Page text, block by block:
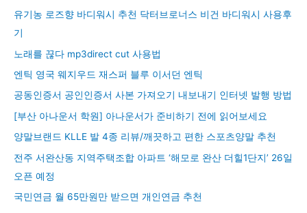
유기농 로즈향 바디워시 추천 닥터브로너스 비건 바디워시 사용후
기
노래를 끊다 mp3direct cut 사용법
엔틱 영국 웨지우드 재스퍼 블루 이서던 엔틱
공동인증서 공인인증서 사본 가져오기 내보내기 인터넷 발행 방법
[부산 아나운서 학원] 아나운서가 준비하기 전에 읽어보세요
양말브랜드 KLLE 발 4종 리뷰/깨끗하고 편한 스포츠양말 추천
전주 서완산동 지역주택조합 아파트 ‘해모로 완산 더힐1단지’ 26일
오픈 예정
국민연금 월 65만원만 받으면 개인연금 추천